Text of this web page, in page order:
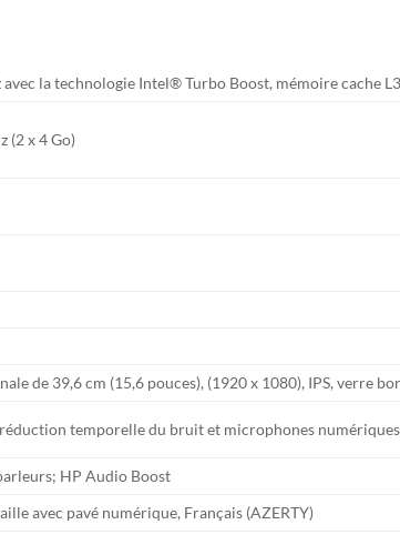
la technologie Intel® Turbo Boost, mémoire cache
(2 x 4 Go)
de 39,6 cm (15,6 pouces), (1920 x 1080), IPS, verre
temporelle du bruit et microphones
HP Audio Boost
avec pavé numérique, Français (AZERTY)